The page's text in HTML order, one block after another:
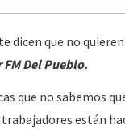
dicen que no
Del Pueblo.
que no sabemos
están